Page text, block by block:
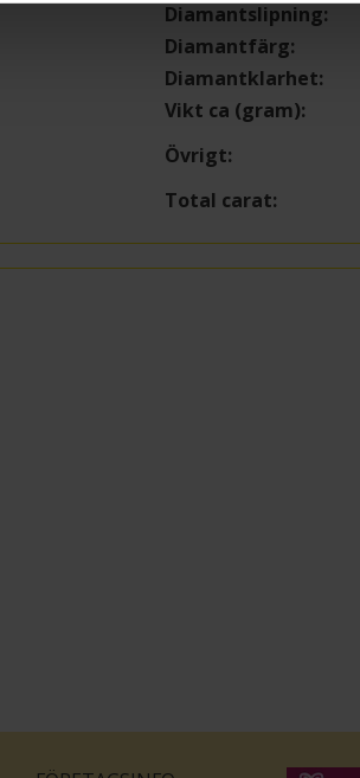
Diamantslipning
Diamantfärg
Diamantklarhet
Vikt ca (gram)
Övrigt
Total carat